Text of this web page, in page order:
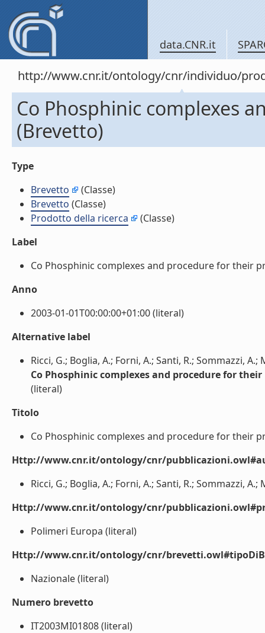
data.CNR.it
http://www.cnr.it/ontology/cnr/individuo/
Co Phosphinic complexes
(Brevetto)
Type
Brevetto
(Classe)
Brevetto (Classe)
Prodotto della ricerca
(Classe)
Label
Co Phosphinic complexes and procedure for their
Anno
2003-01-01T00:00:00+01:00 (literal)
Alternative label
Ricci, G.; Boglia, A.; Forni, A.; Santi, R.; Sommazzi, A.;
Co Phosphinic complexes and procedure for
(literal)
Titolo
Co Phosphinic complexes and procedure for their
Http://www.cnr.it/ontology/cnr/
Ricci, G.; Boglia, A.; Forni, A.; Santi, R.; Sommazzi, A.;
Http://www.cnr.it/ontology/cnr/
Polimeri Europa (literal)
Http://www.cnr.it/ontology/cnr/
Nazionale (literal)
Numero brevetto
IT2003MI01808 (literal)